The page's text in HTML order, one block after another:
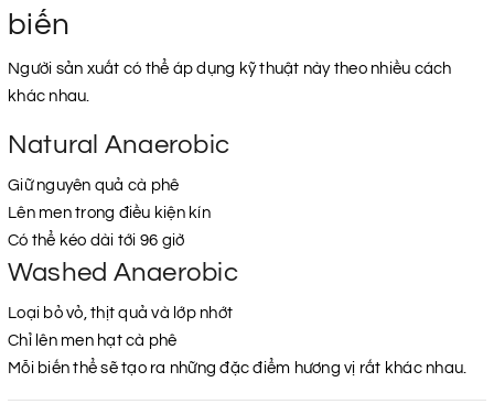
biến
Người sản xuất có thể áp dụng kỹ thuật này theo nhiều cách
khác nhau.
Natural Anaerobic
Giữ nguyên quả cà phê
Lên men trong điều kiện kín
Có thể kéo dài tới 96 giờ
Washed Anaerobic
Loại bỏ vỏ, thịt quả và lớp nhớt
Chỉ lên men hạt cà phê
Mỗi biến thể sẽ tạo ra những đặc điểm hương vị rất khác nhau.